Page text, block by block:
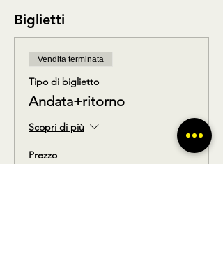
Biglietti
Vendita terminata
Tipo di biglietto
Andata+ritorno
Scopri di più
Prezzo